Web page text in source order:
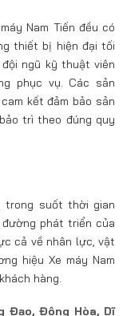
Nam Tiến đều có
thiết bị hiện đại tối
ngũ kỹ thuật viên
phục vụ. Các sản
kết đảm bảo sản
trì theo đúng quy
trong suốt thời gian
phát triển của
cả về nhân lực, vật
hiệu Xe máy Nam
hàng.
Đạo, Đông Hòa, Dĩ